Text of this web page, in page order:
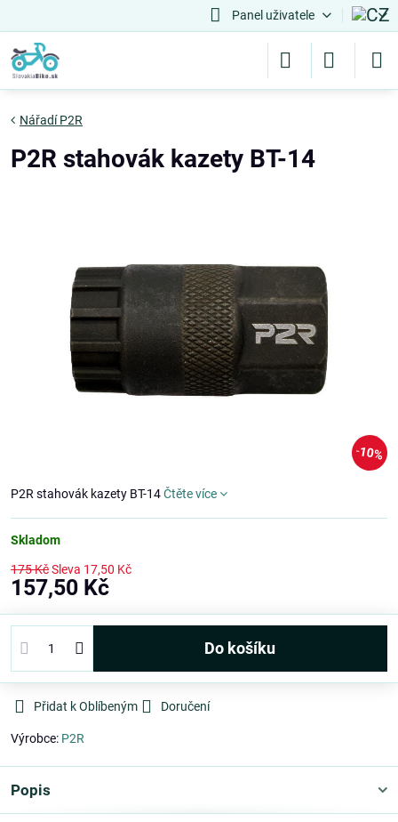
Panel uživatele
10%
Nářadí P2R
P2R stahovák kazety BT-14
P2R stahovák kazety BT-14Čtěte více
Skladom
175 KčSleva 17,50 Kč
157,50 Kč
Do košíku
Přidat k Oblíbeným Doručení
Výrobce: P2R
Popis